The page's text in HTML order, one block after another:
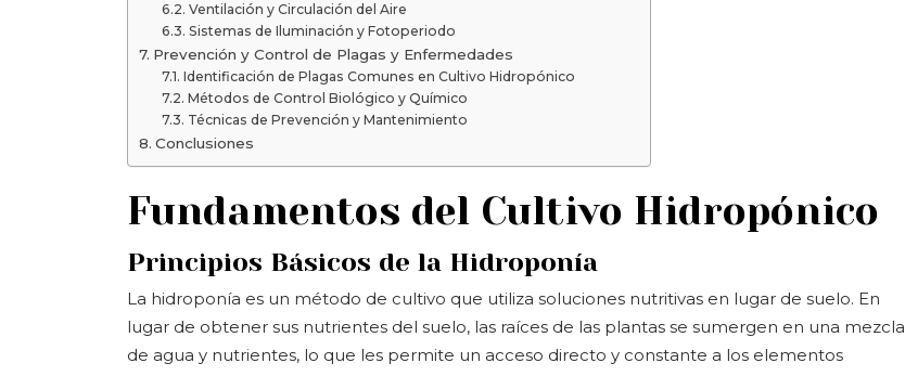
Ventilación y Circulación del Aire
Sistemas de Iluminación y Fotoperiodo
Prevención y Control de Plagas y Enfermedades
Identificación de Plagas Comunes en Cultivo Hidropónico
Métodos de Control Biológico y Químico
Técnicas de Prevención y Mantenimiento
Conclusiones
Fundamentos del Cultivo Hidropónico
Principios Básicos de la Hidroponía
La hidroponía es un método de cultivo que utiliza soluciones nutritivas en lugar de suelo. En
lugar de obtener sus nutrientes del suelo, las raíces de las plantas se sumergen en una mezcla
de agua y nutrientes, lo que les permite un acceso directo y constante a los elementos